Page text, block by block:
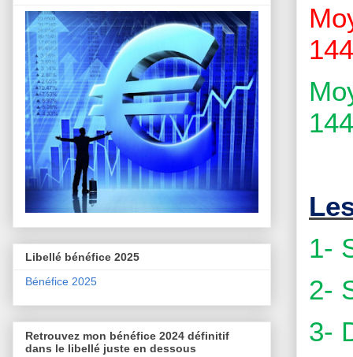
1-
2-
3-
Libellé bénéfice 2025
Bénéfice 2025
Retrouvez mon bénéfice 2024 définitif
dans le libellé juste en dessous